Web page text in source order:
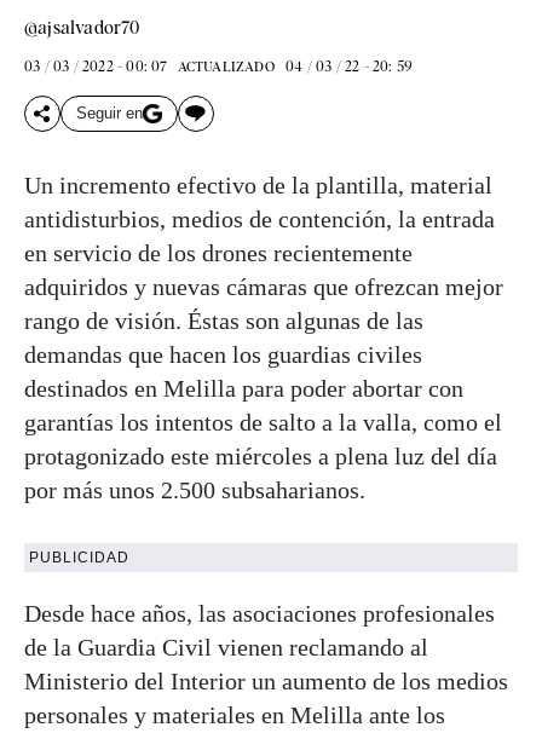
@ajsalvador70
03 / 03 / 2022 - 00: 07 ACTUALIZADO 04 / 03 / 22 - 20: 59
Seguir en
Un incremento efectivo de la plantilla, material
antidisturbios, medios de contención, la entrada
en servicio de los drones recientemente
adquiridos y nuevas cámaras que ofrezcan mejor
rango de visión. Éstas son algunas de las
demandas que hacen los guardias civiles
destinados en Melilla para poder abortar con
garantías los intentos de salto a la valla, como el
protagonizado este miércoles a plena luz del día
por más unos 2.500 subsaharianos.
PUBLICIDAD
Desde hace años, las asociaciones profesionales
de la Guardia Civil vienen reclamando al
Ministerio del Interior un aumento de los medios
personales y materiales en Melilla ante los